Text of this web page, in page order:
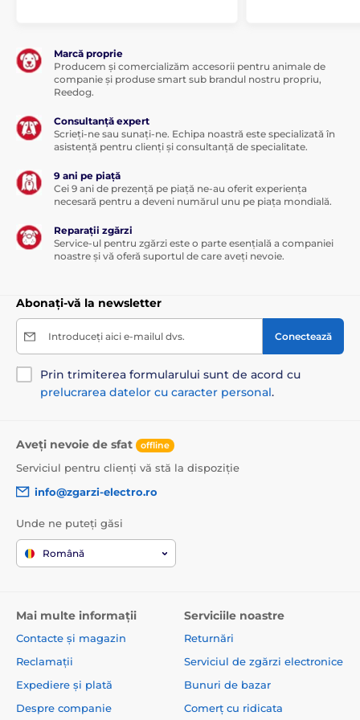
Lungimea zgărzii
Martin System Micro ET 1000 SSC are o
zgardă foarte rezistentă și de calitate,
pentru câine și se fixează bine pe gât. Lungimea
zgărzii este ajustabilă între 20 și 55 cm.
Greutate și dimensiuni
Emițătorul are o lățime de 10 cm, o
înălțime de 5,5 cm, o adâncime de 2,7 cm
și cântărește 90 de grame. Receptorul are
de 2,2 cm și cântărește 32 de grame.
Specificațiile tehnice pot fi modificate fără o notificare
expresă. Imaginile au doar caracter ilustrativ.
Marcă proprie
Producem și comercializăm accesorii pentru animale de
companie și produse smart sub brandul nostru propriu,
Reedog.
Consultanță expert
Scrieți-ne sau sunați-ne. Echipa noastră este specializată în
asistență pentru clienți și consultanță de specialitate.
9 ani pe piață
Cei 9 ani de prezență pe piață ne-au oferit experiența
necesară pentru a deveni numărul unu pe piața mondială.
Reparații zgărzi
Service-ul pentru zgărzi este o parte esențială a companiei
noastre și vă oferă suportul de care aveți nevoie.
Abonați-vă la newsletter
Introduceți aici e-mailul dvs. Conectează
Prin trimiterea formularului sunt de acord cu
prelucrarea datelor cu caracter personal.
Aveți nevoie de sfat offline
Serviciul pentru clienți vă stă la dispoziție
info@zgarzi-electro.ro
Unde ne puteți găsi
Română
Mai multe informații
Contacte și magazin
Reclamații
Expediere și plată
Despre companie
Serviciile noastre
Returnări
Serviciul de zgărzi electronice
Bunuri de bazar
Comerț cu ridicata